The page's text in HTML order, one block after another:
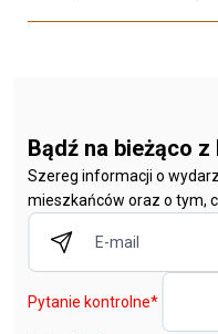
Bądź na bieżąco z
Szereg informacji o
mieszkańców oraz o tym,
Pytanie kontrolne*